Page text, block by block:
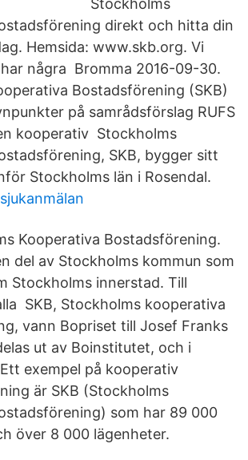
Stockholms
direkt och hitta din
Hemsida: www.skb.org. Vi
några Bromma 2016-09-30.
Bostadsförening (SKB)
på samrådsförslag RUFS
kooperativ Stockholms
SKB, bygger sitt
Stockholms län i Rosendal.
Kooperativa Bostadsförening.
del av Stockholms kommun som
Stockholms innerstad. Till
SKB, Stockholms kooperativa
vann Bopriset till Josef Franks
ut av Boinstitutet, och i
exempel på kooperativ
är SKB (Stockholms
som har 89 000
över 8 000 lägenheter.